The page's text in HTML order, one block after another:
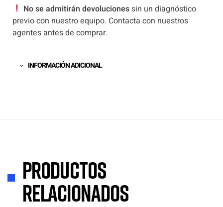
No se admitirán devolucionessin un diagnóstico
previo con nuestro equipo. Contacta con nuestros
agentes antes de comprar.
INFORMACIÓN ADICIONAL
Productos
relacionados